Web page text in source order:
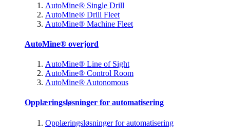
AutoMine® Single Drill
AutoMine® Drill Fleet
AutoMine® Machine Fleet
AutoMine® overjord
AutoMine® Line of Sight
AutoMine® Control Room
AutoMine® Autonomous
Opplæringsløsninger for automatisering
Opplæringsløsninger for automatisering